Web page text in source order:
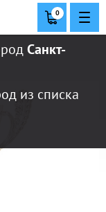
Санкт-
из списка
0